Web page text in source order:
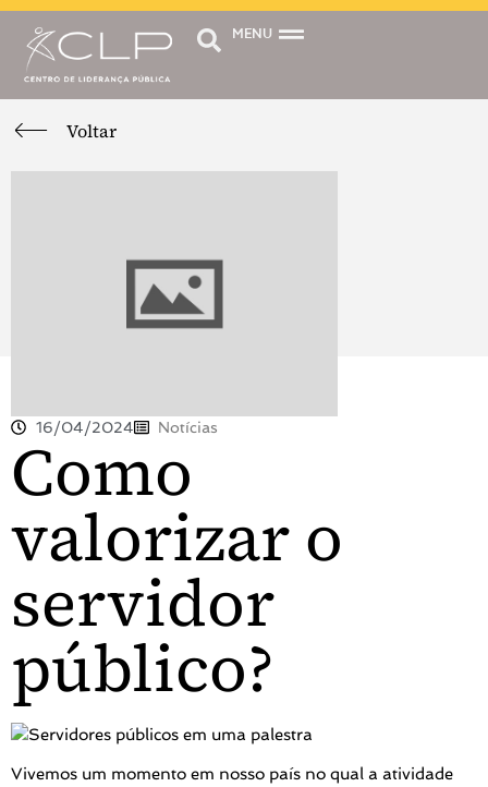
MENU
Voltar
16/04/2024 Notícias
Como
valorizar o
servidor
público?
Vivemos um momento em nosso país no qual a atividade